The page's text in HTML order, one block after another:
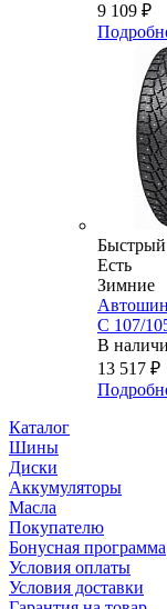
9 109 ₽
Есть
Зимние
C 107/
В
13 517 ₽
Каталог
Шины
Диски
Аккумуляторы
Масла
Покупателю
Бонусная программа
Условия оплаты
Условия доставки